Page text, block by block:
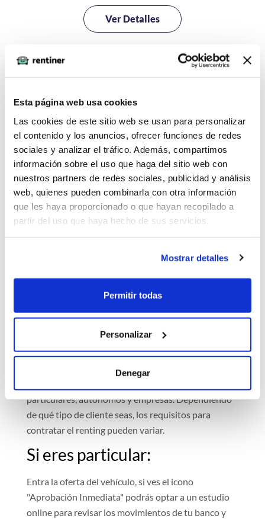
Esta página web usa cookies
Las cookies de este sitio web se usan para personalizar
el contenido y los anuncios, ofrecer funciones de redes
sociales y analizar el tráfico. Además, compartimos
información sobre el uso que haga del sitio web con
nuestros partners de redes sociales, publicidad y análisis
web, quienes pueden combinarla con otra información
que les haya proporcionado o que hayan recopilado a
partir del uso que haya hecho de sus servicios.
Mostrar detalles
Permitir todas
Personalizar
Denegar
Ver Detalles
Evolución de precios de renting
para un Opel Mokka
Cuota mensual promedio de renting para todos las
ofertas de Opel Mokka publicadas en Rentiner.com
incluyendo IVA.
Comparación de
¿Cómo contratar un renting
para un Opel Mokka?
particulares, autónomos y empresas. Dependiendo
de qué tipo de cliente seas, los requisitos para
contratar el renting pueden variar.
Si eres particular:
Entra la oferta del vehículo, si ves el icono
"Aprobación Inmediata" podrás optar a un estudio
online para revisar los movimientos de tu banco y